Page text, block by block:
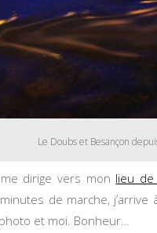
Le Doubs et Besançon
dirige vers mon lieu
de marche,
et moi. Bonheur…